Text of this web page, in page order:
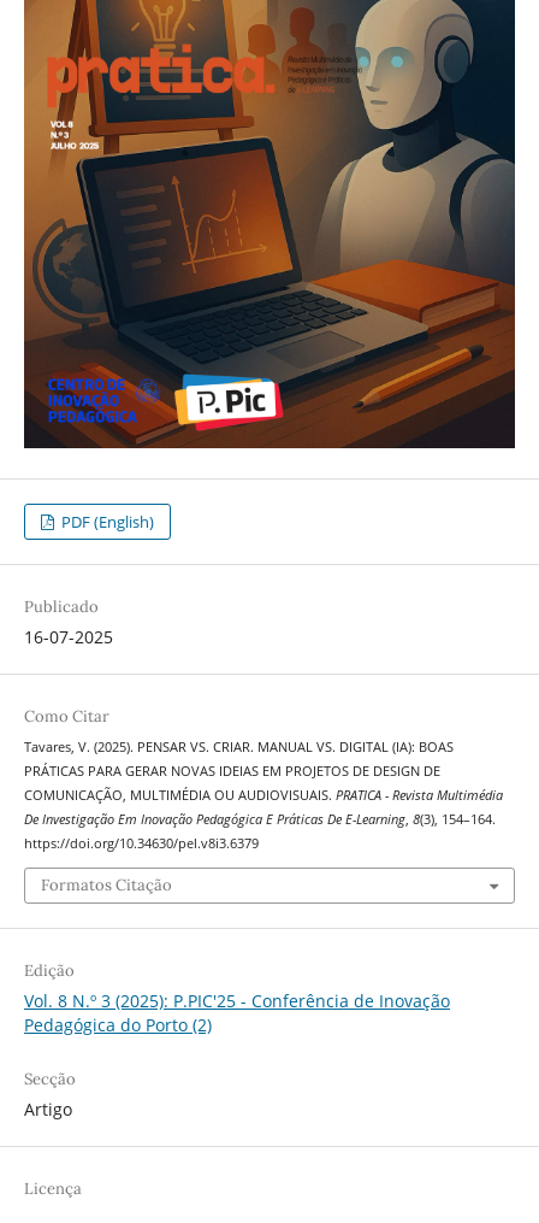
PDF (English)
Publicado
16-07-2025
Como Citar
Tavares, V. (2025). PENSAR VS. CRIAR. MANUAL VS. DIGITAL (IA): BOAS
PRÁTICAS PARA GERAR NOVAS IDEIAS EM PROJETOS DE DESIGN DE
COMUNICAÇÃO, MULTIMÉDIA OU AUDIOVISUAIS. PRATICA - Revista Multimédia
De Investigação Em Inovação Pedagógica E Práticas De E-Learning, 8(3), 154–164.
https://doi.org/10.34630/pel.v8i3.6379
Formatos Citação
Edição
Vol. 8 N.º 3 (2025): P.PIC'25 - Conferência de Inovação
Pedagógica do Porto (2)
Secção
Artigo
Licença